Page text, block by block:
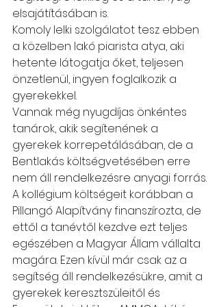
elsajátításában is.
Komoly lelki szolgálatot tesz ebben
a közelben lakó piarista atya, aki
hetente látogatja őket, teljesen
önzetlenül, ingyen foglalkozik a
gyerekekkel.
Vannak még nyugdíjas önkéntes
tanárok, akik segítenének a
gyerekek korrepetálásában, de a
Bentlakás költségvetésében erre
nem áll rendelkezésre anyagi forrás.
A kollégium költségeit korábban a
Pillangó Alapítvány finanszírozta, de
ettől a tanévtől kezdve ezt teljes
egészében a Magyar Állam vállalta
magára. Ezen kívül már csak az a
segítség áll rendelkezésükre, amit a
gyerekek keresztszüleitől és